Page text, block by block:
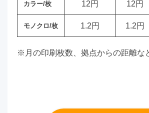
カラー/枚 12円 12円
モノクロ/枚 1.2円 1.2円
※月の印刷枚数、拠点からの距離な